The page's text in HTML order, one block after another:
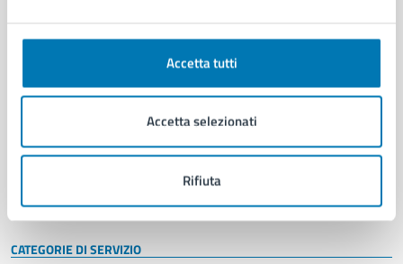
Accetta tutti
Accetta selezionati
Rifiuta
Organi di governo
Enti e fondazioni
Personale amministrativo
Intranet, posta aziendale e protocollo
CATEGORIE DI SERVIZIO